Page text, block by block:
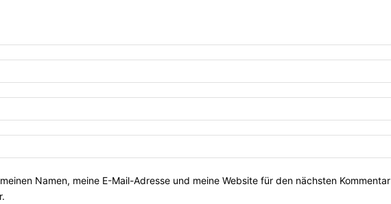
Namen, meine E-Mail-Adresse und meine Website für den nächsten Kommentar